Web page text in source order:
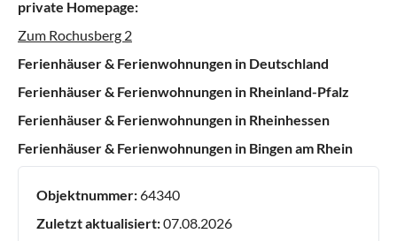
private Homepage:
Zum Rochusberg 2
Ferienhäuser & Ferienwohnungen in Deutschland
Ferienhäuser & Ferienwohnungen in Rheinland-Pfalz
Ferienhäuser & Ferienwohnungen in Rheinhessen
Ferienhäuser & Ferienwohnungen in Bingen am Rhein
Objektnummer:64340
Zuletzt aktualisiert:07.08.2026